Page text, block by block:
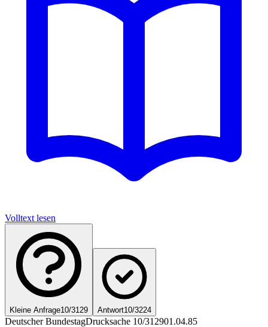
Volltext lesen
Kleine Anfrage10/3129 Antwort10/3224
Deutscher BundestagDrucksache 10/312901.04.85